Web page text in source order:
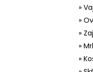
»
»
»
»
»